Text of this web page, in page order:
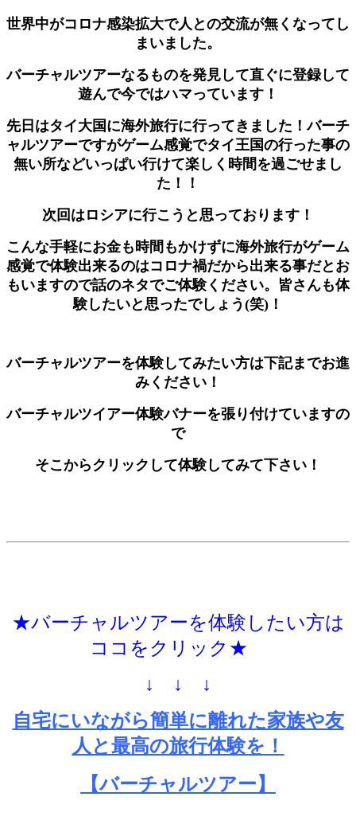
世界中がコロナ感染拡大で人との交流が無くなってし
まいました。
バーチャルツアーなるものを発見して直ぐに登録して
遊んで今ではハマっています！
先日はタイ大国に海外旅行に行ってきました！バーチ
ャルツアーですがゲーム感覚でタイ王国の行った事の
無い所などいっぱい行けて楽しく時間を過ごせまし
た！！
次回はロシアに行こうと思っております！
こんな手軽にお金も時間もかけずに海外旅行がゲーム
感覚で体験出来るのはコロナ禍だから出来る事だとお
もいますので話のネタでご体験ください。 皆さんも体
験したいと思ったでしょう(笑)！
バーチャルツアーを体験してみたい方は下記までお進
みください！
バーチャルツイアー体験バナーを張り付けていますの
で
そこからクリックして体験してみて下さい！
★バーチャルツアーを体験したい方は
ココをクリック★
↓ ↓ ↓
自宅にいながら簡単に離れた家族や友
人と最高の旅行体験を！
【バーチャルツアー】